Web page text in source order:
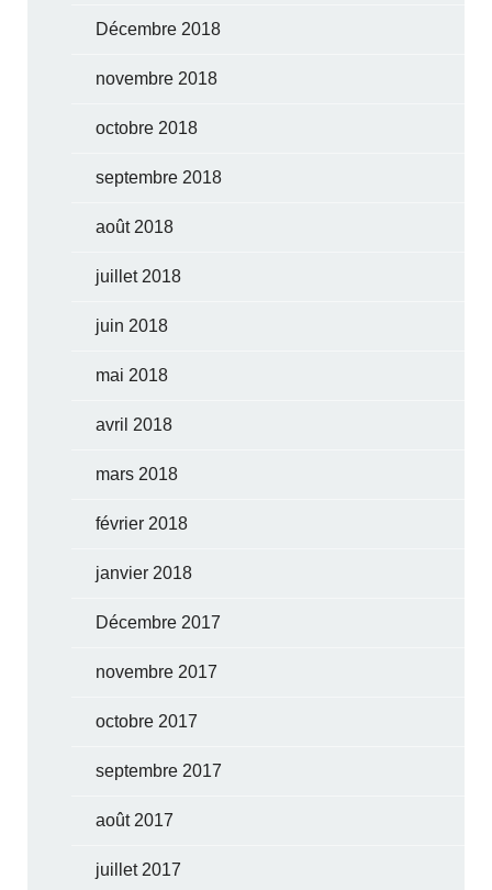
Décembre 2018
novembre 2018
octobre 2018
septembre 2018
août 2018
juillet 2018
juin 2018
mai 2018
avril 2018
mars 2018
février 2018
janvier 2018
Décembre 2017
novembre 2017
octobre 2017
septembre 2017
août 2017
juillet 2017